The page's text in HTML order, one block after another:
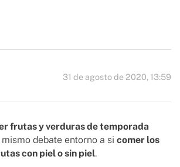
31 de agosto de 2020, 13:59
frutas y verduras de temporada
debate entorno a si comer los
con piel o sin piel.